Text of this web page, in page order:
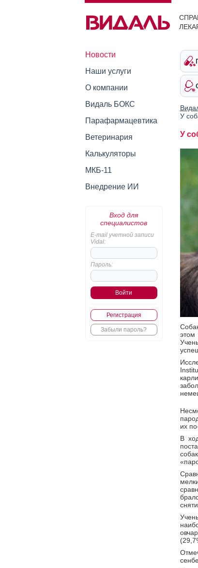
Новости
Наши услуги
О компании
Видаль БОКС
Парафармацевтика
Ветеринария
Калькуляторы
МКБ-11
Внедрение ИИ
Вход для
специалистов
E-mail учетной записи
Vidal:
Пароль:
Регистрация
Забыли пароль?
У
У
этом
их
В